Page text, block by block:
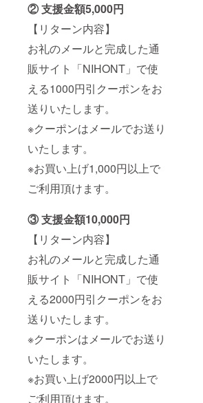
② 支援金額5,000円
【リターン内容】
お礼のメールと完成した通
販サイト「NIHONT」で使
える1000円引クーポンをお
送りいたします。
※クーポンはメールでお送り
いたします。
※お買い上げ1,000円以上で
ご利用頂けます。
③ 支援金額10,000円
【リターン内容】
お礼のメールと完成した通
販サイト「NIHONT」で使
える2000円引クーポンをお
送りいたします。
※クーポンはメールでお送り
いたします。
※お買い上げ2000円以上で
ご利用頂けます。